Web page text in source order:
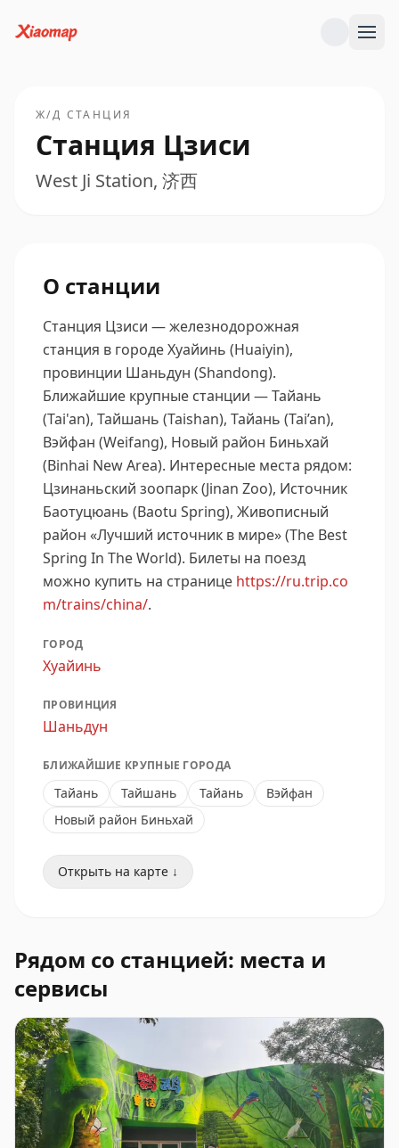
Ж/Д СТАНЦИЯ
Станция Цзиси
West Ji Station, 济西
О станции
Станция Цзиси — железнодорожная
станция в городе Хуайинь (Huaiyin),
провинции Шаньдун (Shandong).
Ближайшие крупные станции — Тайань
(Tai'an), Тайшань (Taishan), Тайань (Tai’an),
Вэйфан (Weifang), Новый район Биньхай
(Binhai New Area). Интересные места рядом:
Цзинаньский зоопарк (Jinan Zoo), Источник
Баотуцюань (Baotu Spring), Живописный
район «Лучший источник в мире» (The Best
Spring In The World). Билеты на поезд
можно купить на странице https://ru.trip.co
m/trains/china/.
ГОРОД
Хуайинь
ПРОВИНЦИЯ
Шаньдун
БЛИЖАЙШИЕ КРУПНЫЕ ГОРОДА
Тайань Тайшань Тайань
Вэйфан
Новый район Биньхай
Открыть на карте ↓
Рядом со станцией: места и
сервисы